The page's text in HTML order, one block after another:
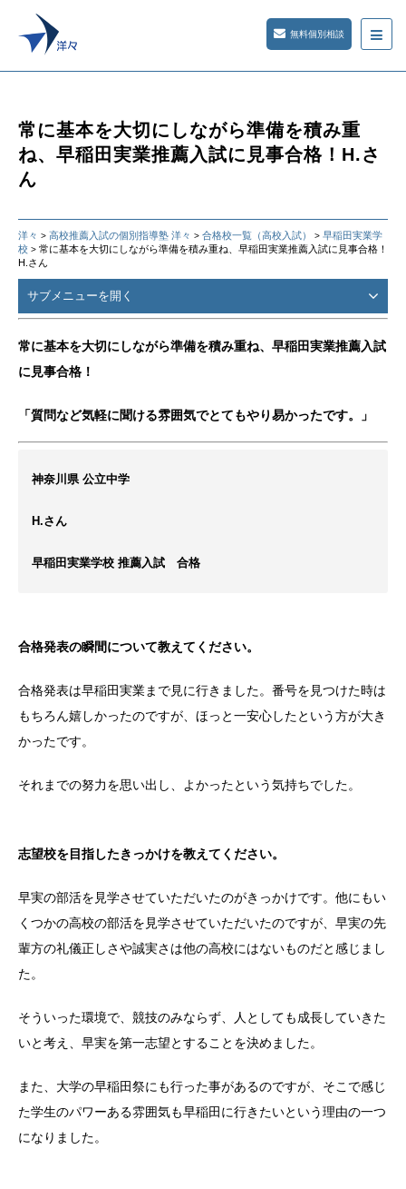
無料個別相談
常に基本を大切にしながら準備を積み重
ね、早稲田実業推薦入試に見事合格！H.さ
ん
洋々 > 高校推薦入試の個別指導塾 洋々 > 合格校一覧（高校入試） > 早稲田実業学
校 > 常に基本を大切にしながら準備を積み重ね、早稲田実業推薦入試に見事合格！
H.さん
サブメニューを開く
常に基本を大切にしながら準備を積み重ね、早稲田実業推薦入試
に見事合格！
「質問など気軽に聞ける雰囲気でとてもやり易かったです。」
神奈川県 公立中学
H.さん
早稲田実業学校 推薦入試 合格
合格発表の瞬間について教えてください。
合格発表は早稲田実業まで見に行きました。番号を見つけた時は
もちろん嬉しかったのですが、ほっと一安心したという方が大き
かったです。
それまでの努力を思い出し、よかったという気持ちでした。
志望校を目指したきっかけを教えてください。
早実の部活を見学させていただいたのがきっかけです。他にもい
くつかの高校の部活を見学させていただいたのですが、早実の先
輩方の礼儀正しさや誠実さは他の高校にはないものだと感じまし
た。
そういった環境で、競技のみならず、人としても成長していきた
いと考え、早実を第一志望とすることを決めました。
また、大学の早稲田祭にも行った事があるのですが、そこで感じ
た学生のパワーある雰囲気も早稲田に行きたいという理由の一つ
になりました。